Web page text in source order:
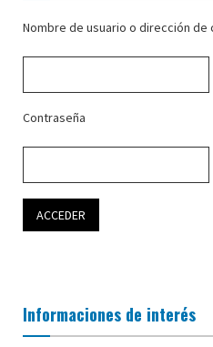
Nombre de usuario o dirección
Contraseña
Informaciones de interés